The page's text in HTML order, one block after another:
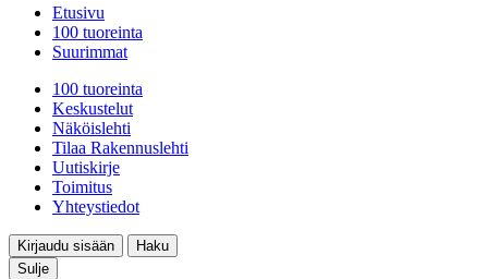
Etusivu
100 tuoreinta
Suurimmat
100 tuoreinta
Keskustelut
Näköislehti
Tilaa Rakennuslehti
Uutiskirje
Toimitus
Yhteystiedot
Kirjaudu sisään
Haku
Sulje